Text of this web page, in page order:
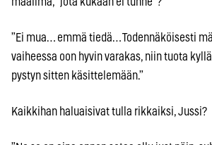
”Ei mua… emmä tiedä… Todennäköisesti
vaiheessa oon hyvin varakas, niin tuota
pystyn sitten käsittelemään.”
Kaikkihan haluaisivat tulla rikkaiksi, Jussi?